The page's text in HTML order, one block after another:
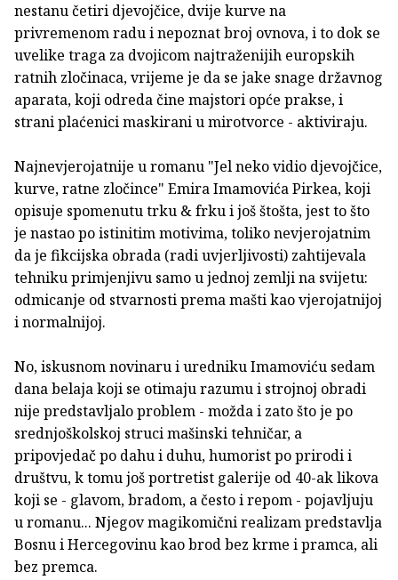
nestanu četiri djevojčice, dvije kurve na
privremenom radu i nepoznat broj ovnova, i to dok se
uvelike traga za dvojicom najtraženijih europskih
ratnih zločinaca, vrijeme je da se jake snage državnog
aparata, koji odreda čine majstori opće prakse, i
strani plaćenici maskirani u mirotvorce - aktiviraju.
Najnevjerojatnije u romanu "Jel neko vidio djevojčice,
kurve, ratne zločince" Emira Imamovića Pirkea, koji
opisuje spomenutu trku & frku i još štošta, jest to što
je nastao po istinitim motivima, toliko nevjerojatnim
da je fikcijska obrada (radi uvjerljivosti) zahtijevala
tehniku primjenjivu samo u jednoj zemlji na svijetu:
odmicanje od stvarnosti prema mašti kao vjerojatnijoj
i normalnijoj.
No, iskusnom novinaru i uredniku Imamoviću sedam
dana belaja koji se otimaju razumu i strojnoj obradi
nije predstavljalo problem - možda i zato što je po
srednjoškolskoj struci mašinski tehničar, a
pripovjedač po dahu i duhu, humorist po prirodi i
društvu, k tomu još portretist galerije od 40-ak likova
koji se - glavom, bradom, a često i repom - pojavljuju
u romanu... Njegov magikomični realizam predstavlja
Bosnu i Hercegovinu kao brod bez krme i pramca, ali
bez premca.